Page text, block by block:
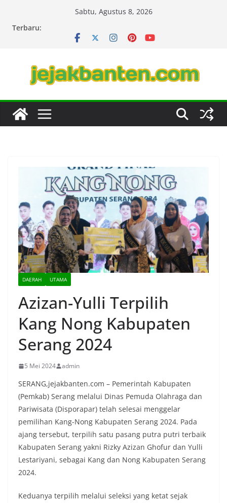
Sabtu, Agustus 8, 2026
Terbaru:
DAERAH UTAMA
Azizan-Yulli Terpilih
Kang Nong Kabupaten
Serang 2024
5 Mei 2024 admin
SERANG,jejakbanten.com – Pemerintah Kabupaten
(Pemkab) Serang melalui Dinas Pemuda Olahraga dan
Pariwisata (Disporapar) telah selesai menggelar
pemilihan Kang-Nong Kabupaten Serang 2024. Pada
ajang tersebut, terpilih satu pasang putra putri terbaik
Kabupaten Serang yakni Rizky Azizan Ghofur dan Yulli
Lestariyani, sebagai Kang dan Nong Kabupaten Serang
2024.
Keduanya terpilih melalui seleksi yang ketat sejak